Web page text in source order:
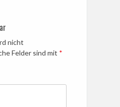
nicht
Felder sind mit *